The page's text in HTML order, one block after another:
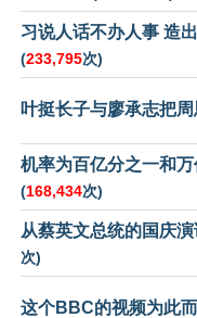
习说人话不办人事 造
(233,795次)
叶挺长子与廖承志把
机率为百亿分之一和
(168,434次)
从蔡英文总统的国庆
次)
这个BBC的视频为此